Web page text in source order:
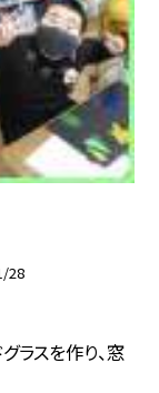
28
ラスを作り、窓